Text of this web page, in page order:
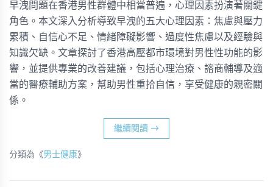
早洩問題在香港男性群體中相當普遍，心理因素扮演著關鍵
角色。本文深入分析導致早洩的五大心理因素：焦慮與壓力
累積、自信心不足、情緒障礙影響、過度性焦慮以及經驗與
知識欠缺。文章探討了香港高壓都市環境對男性性功能的影
響，並提供專業的改善建議，包括心理治療、諮商輔導及適
當的醫療輔助方案，幫助男性重拾自信，享受健康的親密關
係。
繼續閱讀 →
分類為《男士健康》